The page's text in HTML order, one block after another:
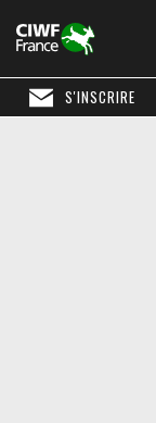
S'INSCRIRE